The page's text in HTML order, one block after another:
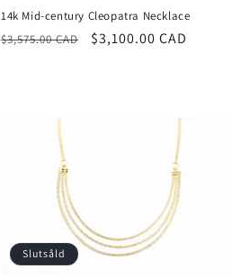
14k Mid-century Cleopatra Necklace
Ordinarie
$3,575.00 CAD Försäljningspris
$3,100.00 CAD
Slutsåld